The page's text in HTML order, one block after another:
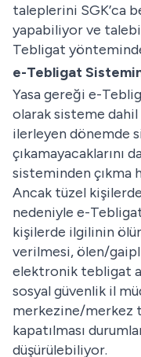
taleplerini SGK’ca
yapabiliyor ve
Tebligat
e-Tebligat
Yasa gereği e-
olarak sisteme dahil
ilerleyen dönemde
çıkamayacaklarını
sisteminden çıkma
Ancak tüzel
nedeniyle e-
kişilerde ilgilinin
verilmesi, ölen/
elektronik tebligat
sosyal güvenlik il
merkezine/merkez
kapatılması
düşürülebiliyor.